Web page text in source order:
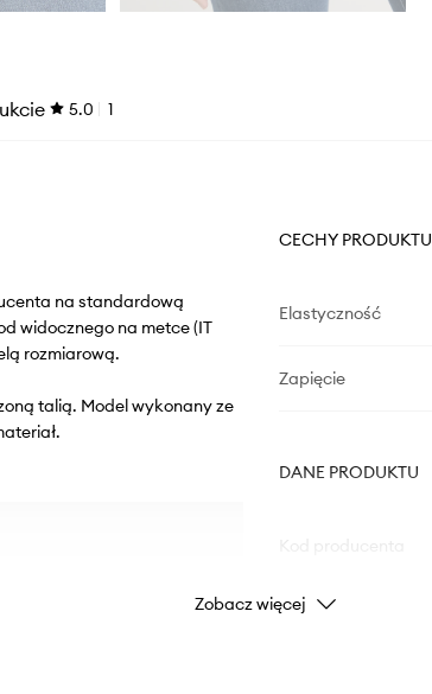
5.0 1
na standardową
widocznego na metce (IT
rozmiarową.
talią. Model wykonany ze
CECHY PRODUKTU
Elastyczność
Zapięcie
DANE PRODUKTU
Kolor
Zobacz więcej